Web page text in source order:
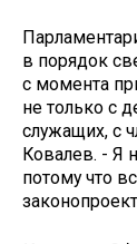
в порядок
с момента
не только с
служащих, с
Ковалев. - Я
потому что